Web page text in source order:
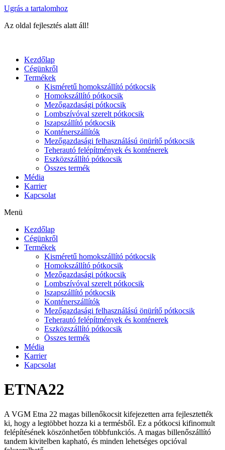
Ugrás a tartalomhoz
Az oldal fejlesztés alatt áll!
Kezdőlap
Cégünkről
Termékek
Kisméretű homokszállító pótkocsik
Homokszállító pótkocsik
Mezőgazdasági pótkocsik
Lombszívóval szerelt pótkocsik
Iszapszállító pótkocsik
Konténerszállítók
Mezőgazdasági felhasználású önürítő pótkocsik
Teherautó felépítmények és konténerek
Eszközszállító pótkocsik
Összes termék
Média
Karrier
Kapcsolat
Menü
Kezdőlap
Cégünkről
Termékek
Kisméretű homokszállító pótkocsik
Homokszállító pótkocsik
Mezőgazdasági pótkocsik
Lombszívóval szerelt pótkocsik
Iszapszállító pótkocsik
Konténerszállítók
Mezőgazdasági felhasználású önürítő pótkocsik
Teherautó felépítmények és konténerek
Eszközszállító pótkocsik
Összes termék
Média
Karrier
Kapcsolat
ETNA22
A VGM Etna 22 magas billenőkocsit kifejezetten arra fejlesztették
ki, hogy a legtöbbet hozza ki a termésből. Ez a pótkocsi kifinomult
felépítésének köszönhetően többfunkciós. A magas billenőszállító
tandem kivitelben kapható, és minden lehetséges opcióval